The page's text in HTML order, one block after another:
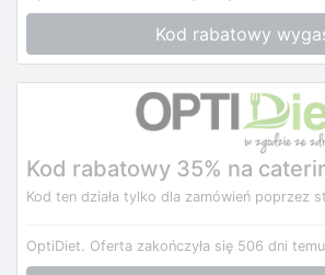
Kod rabatowy
Kod rabatowy 35% na
Kod ten działa tylko dla zamówień poprzez
OptiDiet. Oferta zakończyła się 506 dni